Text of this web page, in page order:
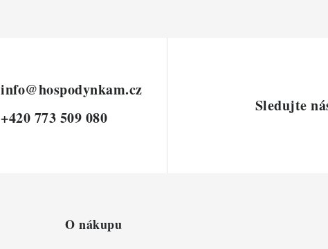
info@hospodynkam.cz
+420 773 509 080
O nákupu